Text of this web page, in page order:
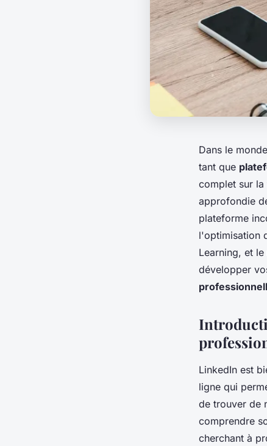
Dans le
tant que
complet sur la
approfondie
plateforme
l'optimisation
Learning, et
développer
LinkedIn est
ligne qui
de trouver de
comprendre
cherchant à